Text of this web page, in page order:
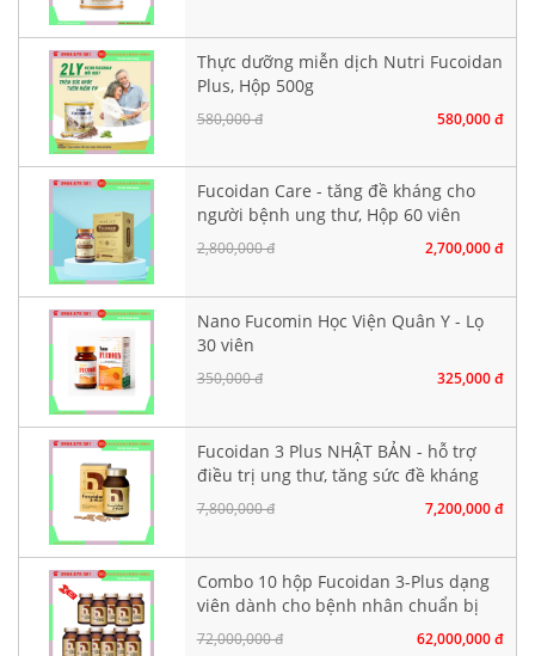
Thực dưỡng miễn dịch Nutri Fucoidan
Plus, Hộp 500g
580,000 đ 580,000 đ
Fucoidan Care - tăng đề kháng cho
người bệnh ung thư, Hộp 60 viên
nang cứng
2,800,000 đ 2,700,000 đ
Nano Fucomin Học Viện Quân Y - Lọ
30 viên
350,000 đ 325,000 đ
Fucoidan 3 Plus NHẬT BẢN - hỗ trợ
điều trị ung thư, tăng sức đề kháng
7,800,000 đ 7,200,000 đ
Combo 10 hộp Fucoidan 3-Plus dạng
viên dành cho bệnh nhân chuẩn bị
hoá xạ trị
72,000,000 đ 62,000,000 đ